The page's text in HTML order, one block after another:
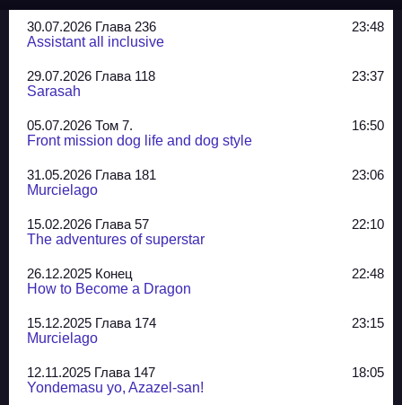
30.07.2026 Глава 236
23:48
Assistant all inclusive
29.07.2026 Глава 118
23:37
Sarasah
05.07.2026 Том 7.
16:50
Front mission dog life and dog style
31.05.2026 Глава 181
23:06
Murcielago
15.02.2026 Глава 57
22:10
The adventures of superstar
26.12.2025 Конец
22:48
How to Become a Dragon
15.12.2025 Глава 174
23:15
Murcielago
12.11.2025 Глава 147
18:05
Yondemasu yo, Azazel-san!